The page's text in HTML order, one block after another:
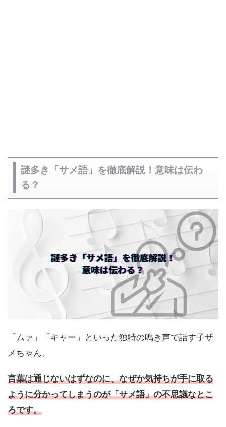
謎多き「サメ語」を徹底解説！意味は伝わ
る？
「ムァ」「キャー」といった独特の鳴き声で話す子ザ
メちゃん。
言葉は通じないはずなのに、なぜか気持ちが手に取る
ように分かってしまうのが「サメ語」の不思議なとこ
ろです。